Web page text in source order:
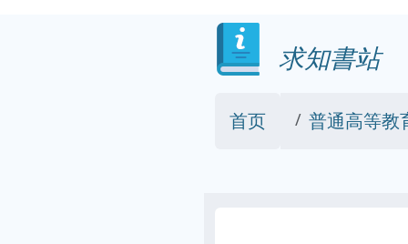
求知書站
首页 普通高等教